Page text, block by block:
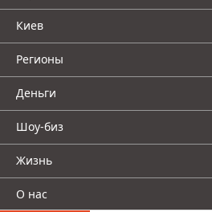
Киев
Регионы
Деньги
Шоу-биз
Жизнь
О нас